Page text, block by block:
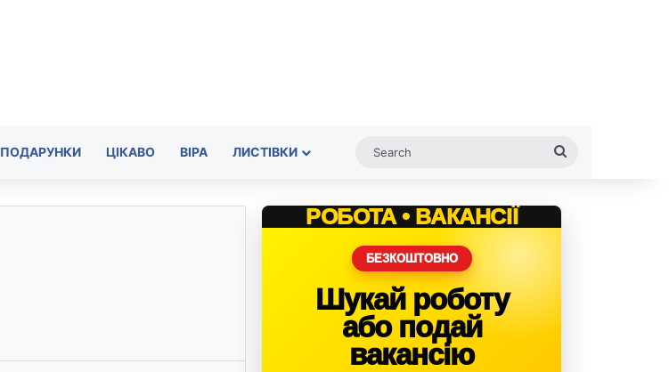
ПОДАРУНКИ ЦІКАВО ВІРА ЛИСТІВКИ
РОБОТА • ВАКАНСІЇ
БЕЗКОШТОВНО
Шукай роботу
або подай
вакансію